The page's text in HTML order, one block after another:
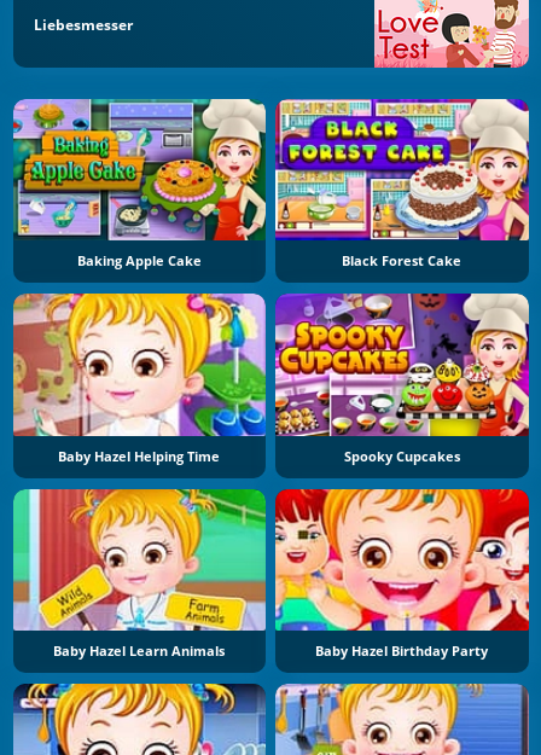
Liebesmesser
Baking Apple Cake Black Forest Cake
Baby Hazel Helping Time Spooky Cupcakes
Baby Hazel Learn Animals Baby Hazel Birthday Party